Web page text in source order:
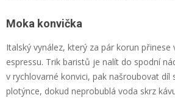
Moka konvička
Italský vynález, který za pár korun
espressu. Trik baristů je nalít do spodní
v rychlovarné konvici, pak našroubovat díl
plotýnce, dokud neprobublá voda skrz